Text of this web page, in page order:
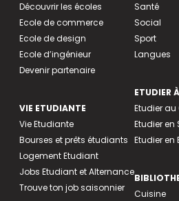
Découvrir les écoles
Ecole de commerce
Ecole de design
Ecole d’ingénieur
Devenir partenaire
VIE ETUDIANTE
Vie Etudiante
Bourses et prêts étudiants
Logement Etudiant
Jobs Etudiant et Alternance
Trouve ton job saisonnier
Santé
Social
Sport
Langues
ETUDIER
Etudier
Etudier en
Etudier en
Cuisine